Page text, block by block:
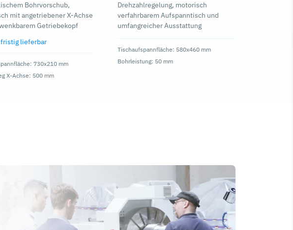
Bohrvorschub,
mit angetriebener X-Achse
Getriebekopf
lieferbar
730x210 mm
X-Achse: 500 mm
Drehzahlregelung, motorisch
verfahrbarem Aufspanntisch und
umfangreicher Ausstattung
Tischaufspannfläche: 580x460 mm
Bohrleistung: 50 mm